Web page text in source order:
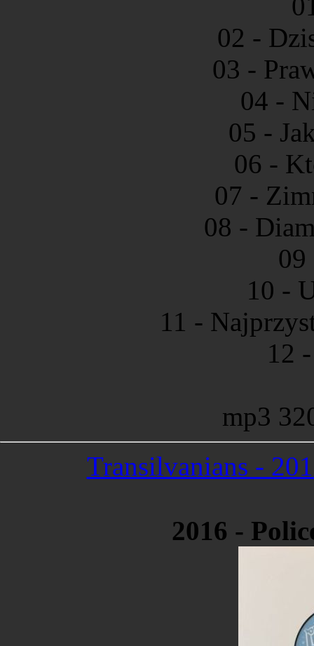
02 -
03 -
04 -
05 -
06 -
07 -
08 -
09
10 -
11 -
12
mp3
Transilvanians -
2016 -